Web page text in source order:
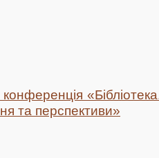
та перспективи»